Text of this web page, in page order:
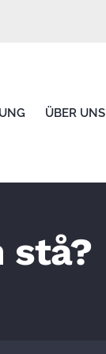
ÜBER UNS
stå?